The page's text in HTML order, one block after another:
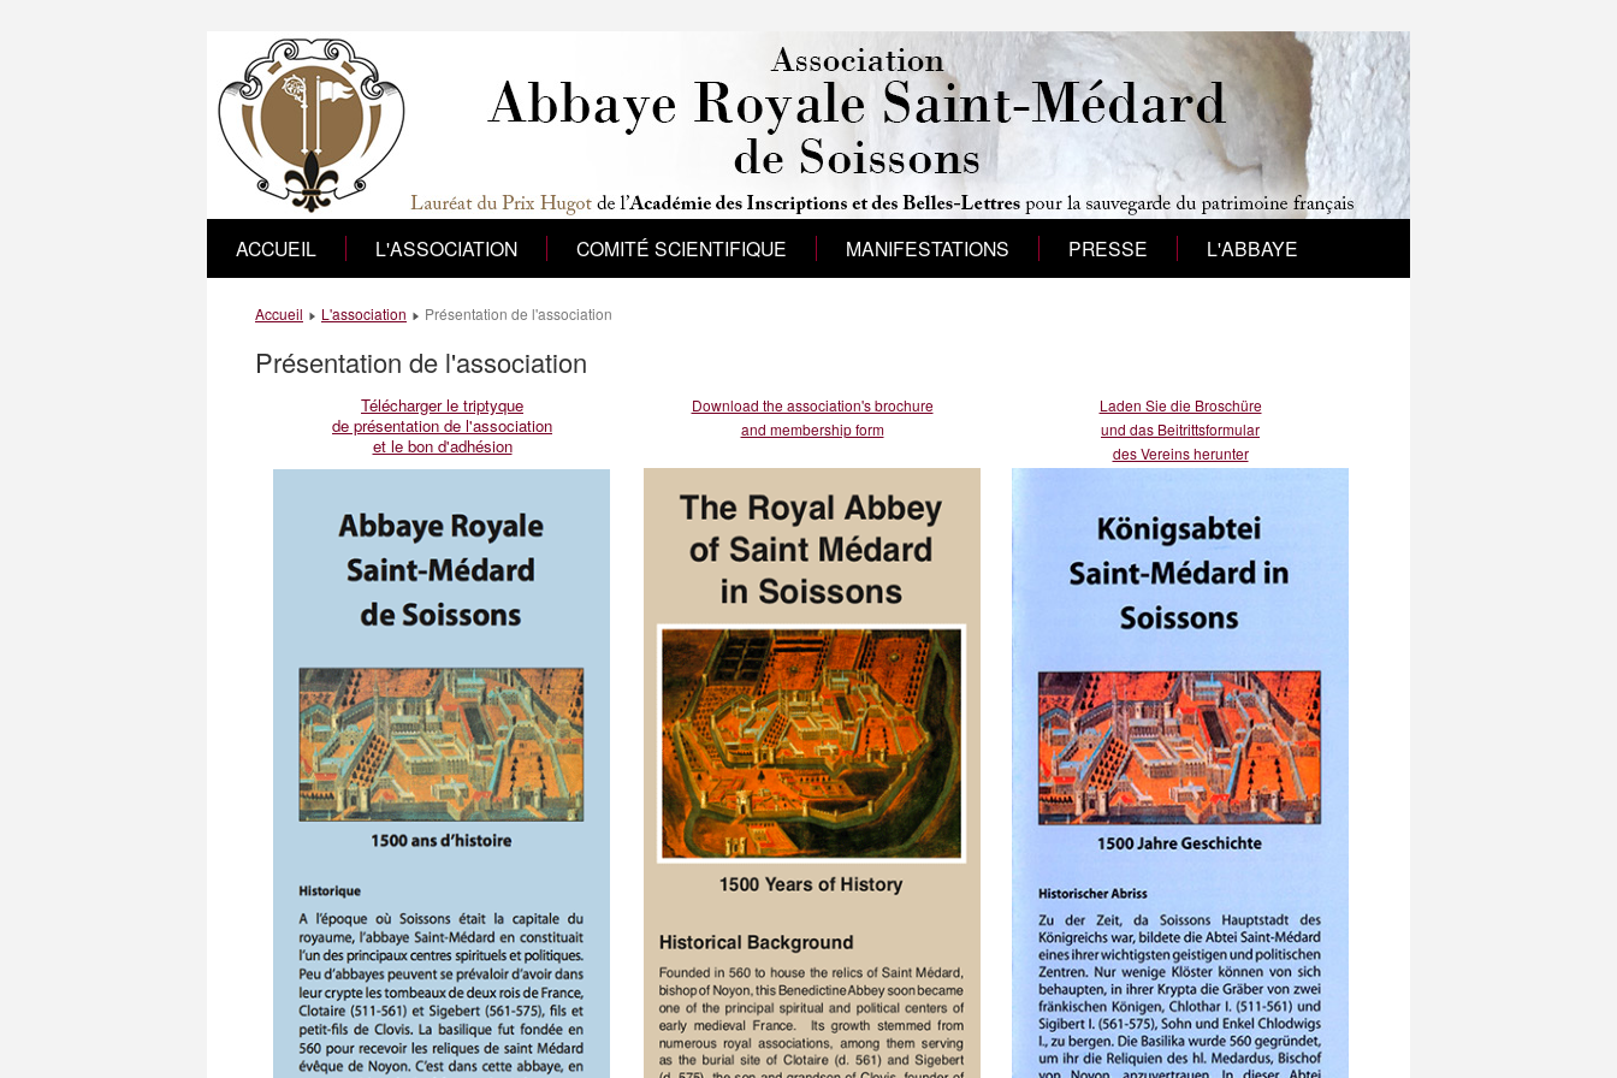
ACCUEIL L'ASSOCIATION COMITÉ SCIENTIFIQUE MANIFESTATIONS PRESSE L'ABBAYE
Accueil L'association Présentation de l'association
Présentation de l'association
Télécharger le triptyque
de présentation de l'association
et le bon d'adhésion
Download the association's brochure
and membership form
Laden Sie die Broschüre
und das Beitrittsformular
des Vereins herunter